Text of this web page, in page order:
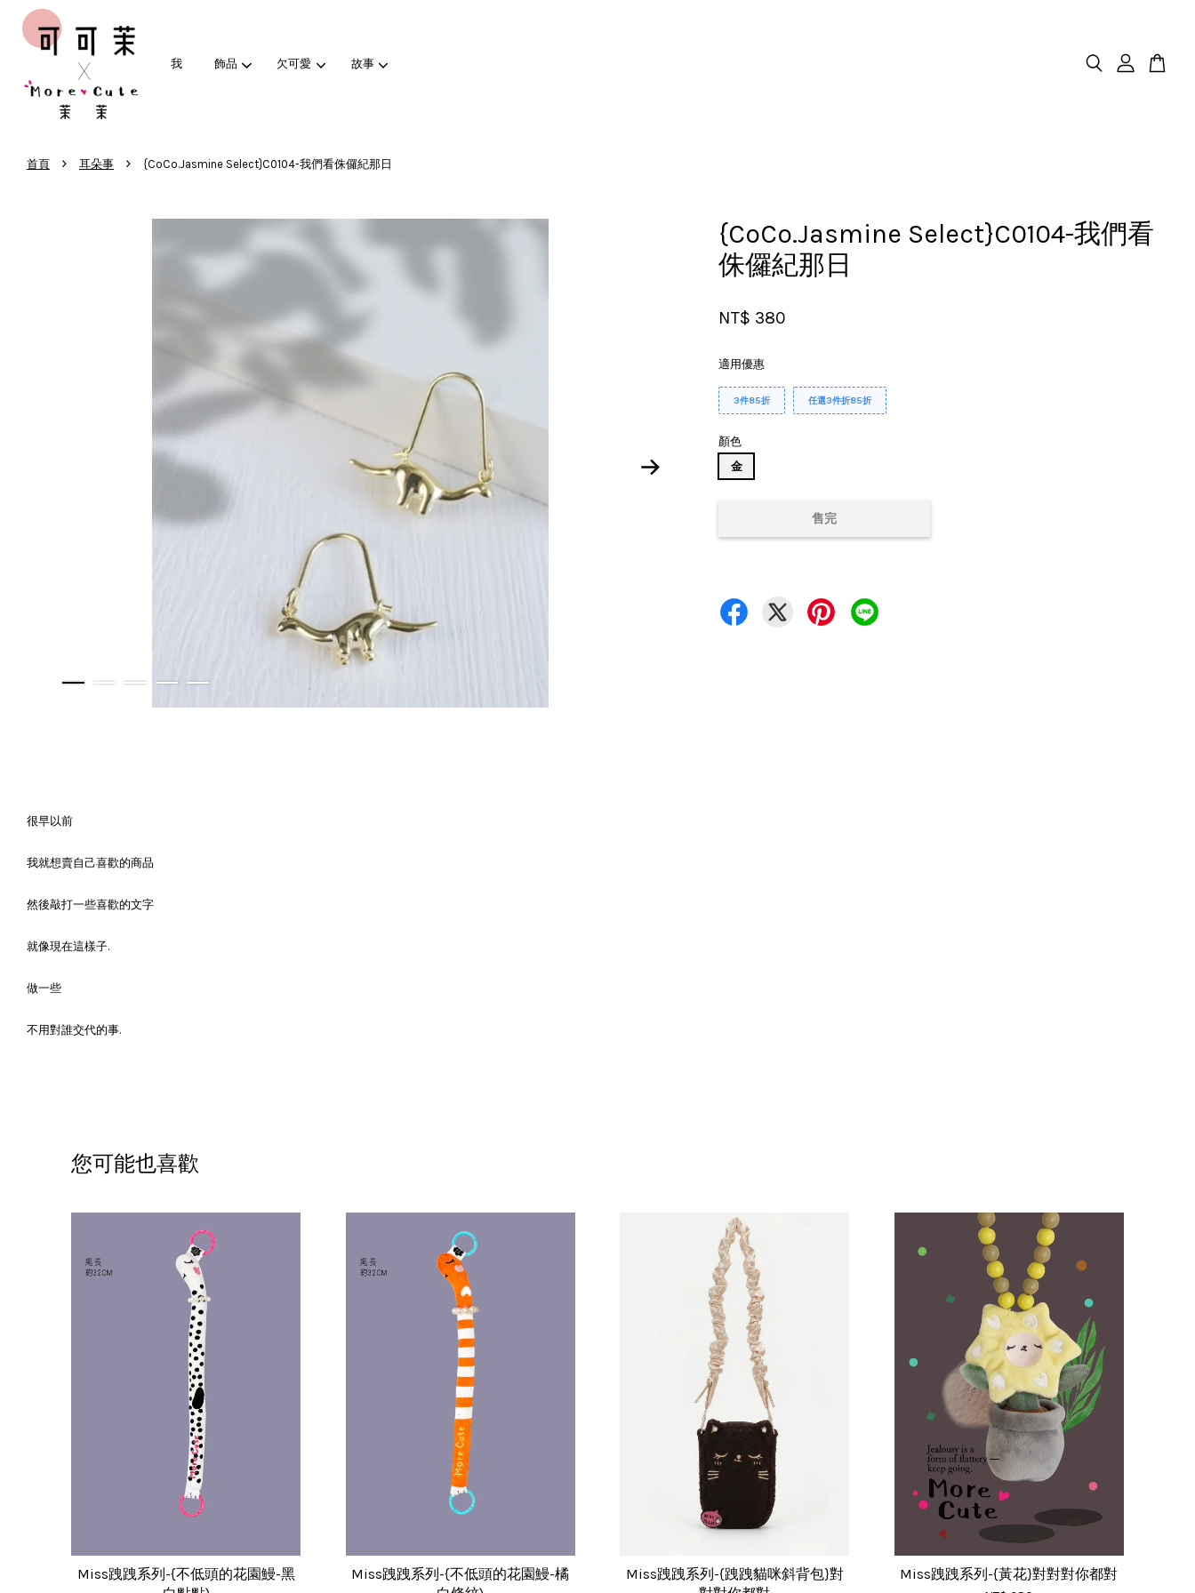
我 飾品 欠可愛 故事
首頁 › 耳朵事 › {CoCo.Jasmine Select}C0104-我們看侏儸紀那日
{CoCo.Jasmine Select}C0104-我們看
侏儸紀那日
NT$ 380
適用優惠
3件85折 任選3件折85折
顏色
金
售完
很早以前
我就想賣自己喜歡的商品
然後敲打一些喜歡的文字
就像現在這樣子.
做一些
不用對誰交代的事.
您可能也喜歡
Miss跩跩系列-{不低頭的花園鰻-黑
Miss跩跩系列-{不低頭的花園鰻-橘
Miss跩跩系列-{跩跩貓咪斜背包}對
Miss跩跩系列-{黃花}對對對你都對